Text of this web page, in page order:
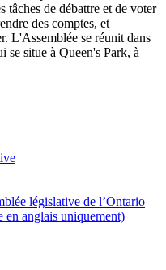
de débattre et de voter
des comptes, et
L'Assemblée se réunit dans
situe à Queen's Park, à
législative de l’Ontario
en anglais uniquement)